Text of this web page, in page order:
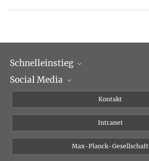
Schnelleinstieg
Wissenschaftliche Abteilungen
Social Media
Instagram
Bluesky
Kontakt
Intranet
Max-Planck-Gesellschaft